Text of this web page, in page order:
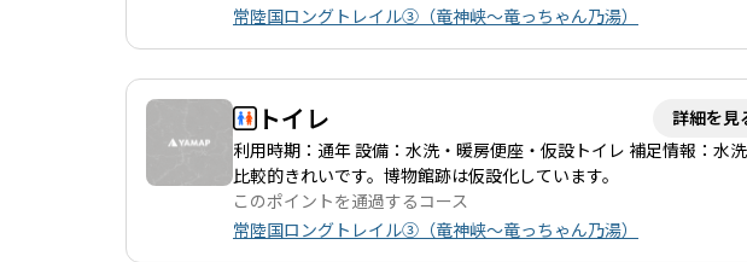
常陸国ロングトレイル③（竜神峡～竜っちゃん乃湯）
トイレ
詳細を見
利用時期：通年 設備：水洗・暖房便座・仮設トイレ 補足情報：水
比較的きれいです。博物館跡は仮設化しています。
このポイントを通過するコース
常陸国ロングトレイル③（竜神峡～竜っちゃん乃湯）